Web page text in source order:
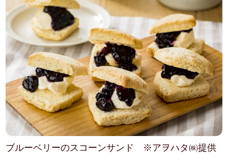
ブルーベリーのスコーンサンド ※アヲハタ㈱提供